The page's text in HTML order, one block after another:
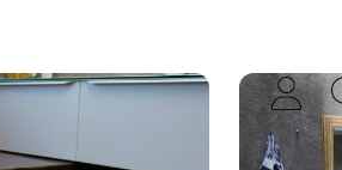
user
thin